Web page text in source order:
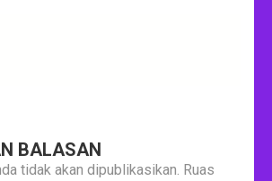
BALASAN
tidak akan dipublikasikan. Ruas